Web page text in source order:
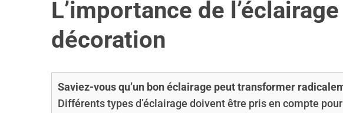
L’importance de
décoration
Saviez-vous qu’un bon éclairage peut transformer
Différents types d’éclairage doivent être pris en compte